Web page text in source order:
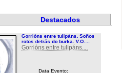
Destacados
Gorrións entre tulipáns. Soños
rotos detrás do burka. V.O....
Gorrións entre tulipáns....
Data Evento: